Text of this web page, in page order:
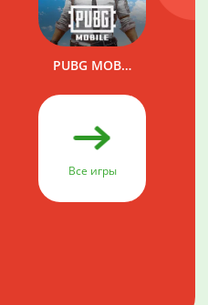
PUBG MOBILE
Все игры